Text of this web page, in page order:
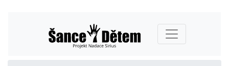
hlavnímu
obsahu
Main navigation